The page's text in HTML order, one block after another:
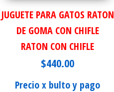
JUGUETE PARA GATOS RATON
DE GOMA CON CHIFLE
RATON CON CHIFLE
$440.00
Precio x bulto y pago